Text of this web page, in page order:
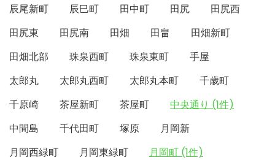
辰尾新町
辰巳町 田中町 田尻
田尻西
田尻東
田尻南 田畑 田畠
田畑新町
田畑北部
珠泉西町 珠泉東町
手屋
太郎丸
太郎丸西町 太郎丸本町
千歳町
千原崎
茶屋新町 茶屋町
中央通り (1件)
中間島
千代田町 塚原
月岡新
月岡西緑町
月岡東緑町
月岡町 (1件)